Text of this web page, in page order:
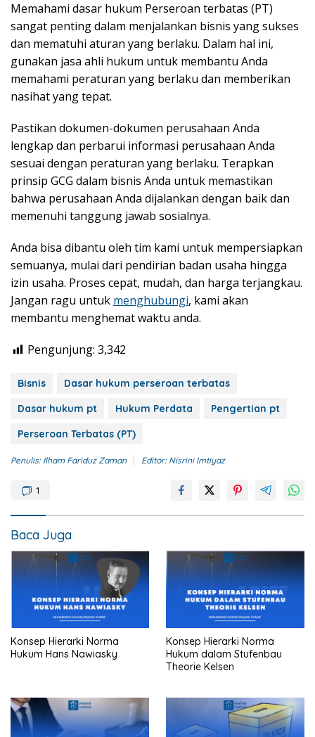
Memahami dasar hukum Perseroan terbatas (PT)
sangat penting dalam menjalankan bisnis yang sukses
dan mematuhi aturan yang berlaku. Dalam hal ini,
gunakan jasa ahli hukum untuk membantu Anda
memahami peraturan yang berlaku dan memberikan
nasihat yang tepat.
Pastikan dokumen-dokumen perusahaan Anda
lengkap dan perbarui informasi perusahaan Anda
sesuai dengan peraturan yang berlaku. Terapkan
prinsip GCG dalam bisnis Anda untuk memastikan
bahwa perusahaan Anda dijalankan dengan baik dan
memenuhi tanggung jawab sosialnya.
Anda bisa dibantu oleh tim kami untuk mempersiapkan
semuanya, mulai dari pendirian badan usaha hingga
izin usaha. Proses cepat, mudah, dan harga terjangkau.
Jangan ragu untuk menghubungi, kami akan
membantu menghemat waktu anda.
Pengunjung: 3,342
Bisnis
Dasar hukum perseroan terbatas
Dasar hukum pt
Hukum Perdata
Pengertian pt
Perseroan Terbatas (PT)
Penulis: Ilham Fariduz Zaman Editor: Nisrini Imtiyaz
1
Baca Juga
Konsep Hierarki Norma
Hukum Hans Nawiasky
Konsep Hierarki Norma
Hukum dalam Stufenbau
Theorie Kelsen